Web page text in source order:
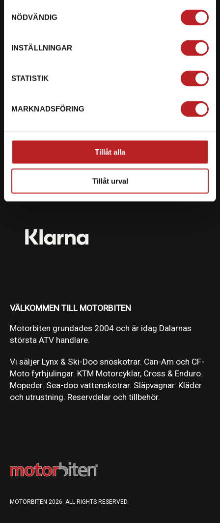
NÖDVÄNDIG
INSTÄLLNINGAR
STATISTIK
MARKNADSFÖRING
Tillåt alla
Tillåt urval
Org. nummer: 5566689278
Ryckepungsvägen 3, 79177 Falun
Vi erbjuder flera olika betalsätt. Dina köp är alltid
skyddade med krypteringsteknik.
VÄLKOMMEN TILL MOTORBITEN
Motorbiten grundades 2004 och är idag Dalarnas
största ATV handlare.
Vi säljer Lynx & Ski-Doo snöskotrar. Can-Am och CF-
Moto fyrhjulingar. KTM Motorcyklar, Cross & Enduro.
Mopeder. Sea-doo vattenskotrar. Släpvagnar. Kläder
och utrustning. Reservdelar och tillbehör.
MOTORBITEN 2026. ALL RIGHTS RESERVED.